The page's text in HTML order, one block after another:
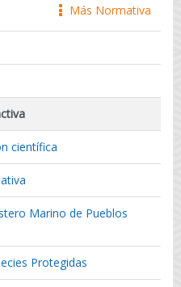
icono
Más Normativa
científica
Marino de Pueblos
Protegidas